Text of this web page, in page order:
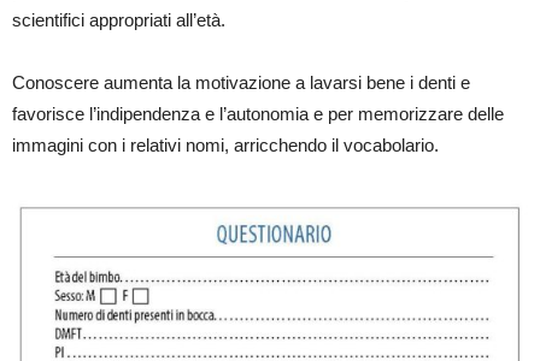
scientifici appropriati all’età.
Conoscere aumenta la motivazione a lavarsi bene i denti e
favorisce l’indipendenza e l’autonomia e per memorizzare delle
immagini con i relativi nomi, arricchendo il vocabolario.